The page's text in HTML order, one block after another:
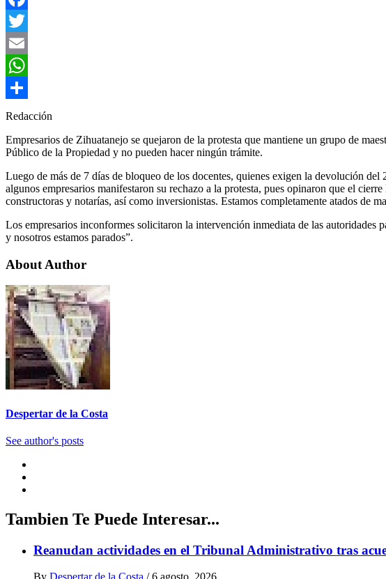
Facebook
Twitter
Email
WhatsApp
Compartir
Redacción
Empresarios de Zihuatanejo se quejaron de la protesta que mantiene un grupo de
Público de la Propiedad y no pueden hacer ningún trámite.
Luego de más de 7 días de bloqueo de los docentes, quienes exigen la devolución
algunos empresarios manifestaron su rechazo a la protesta, pues opinaron que el
constructoras y notarías, así como inversionistas. Estamos completamente atados de
Los empresarios inconformes solicitaron la intervención inmediata de las autoridades
y nosotros estamos parados”.
About Author
Despertar de la Costa
See author's posts
Tambien Te Puede Interesar...
Reanudan actividades en el Tribunal Administrativo tras